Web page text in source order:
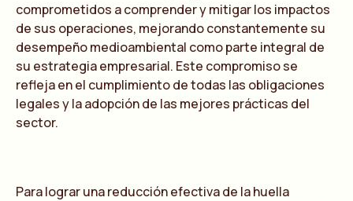
comprometidos a comprender y mitigar los impactos
de sus operaciones, mejorando constantemente su
desempeño medioambiental como parte integral de
su estrategia empresarial. Este compromiso se
refleja en el cumplimiento de todas las obligaciones
legales y la adopción de las mejores prácticas del
sector.
Para lograr una reducción efectiva de la huella